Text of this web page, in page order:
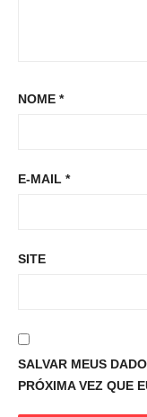
NOME *
E-MAIL *
SITE
SALVAR MEUS
PRÓXIMA VEZ QUE